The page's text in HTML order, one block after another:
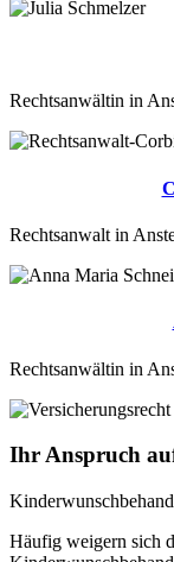
Rechtsanwältin in
Rechtsanwalt in
Rechtsanwältin in
Ihr Anspruch
Häufig weigern sich